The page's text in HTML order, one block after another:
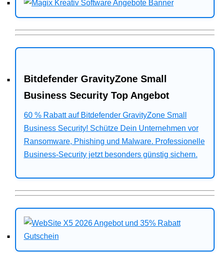
Bitdefender GravityZone Small
Business Security Top Angebot
60 % Rabatt auf Bitdefender GravityZone Small
Business Security! Schütze Dein Unternehmen vor
Ransomware, Phishing und Malware. Professionelle
Business-Security jetzt besonders günstig sichern.